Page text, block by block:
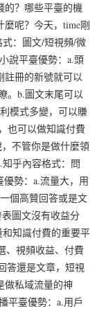
的？哪些平臺的機
呢？今天，time剛
：圖文/短視頻/微
說平臺優勢：a.頭
註冊的新號就可以
。b.圖文末尾可以
模式多變，可以賺
也可以做知識付費
不管你是做什麼領
乎內容格式：問
勢：a.流量大，用
個高贊回答或是文
圖文沒有收益分
知識付費的重要平
、視頻收益、付費
答還是文章，短視
做私域流量的神
平臺優勢：a.用戶